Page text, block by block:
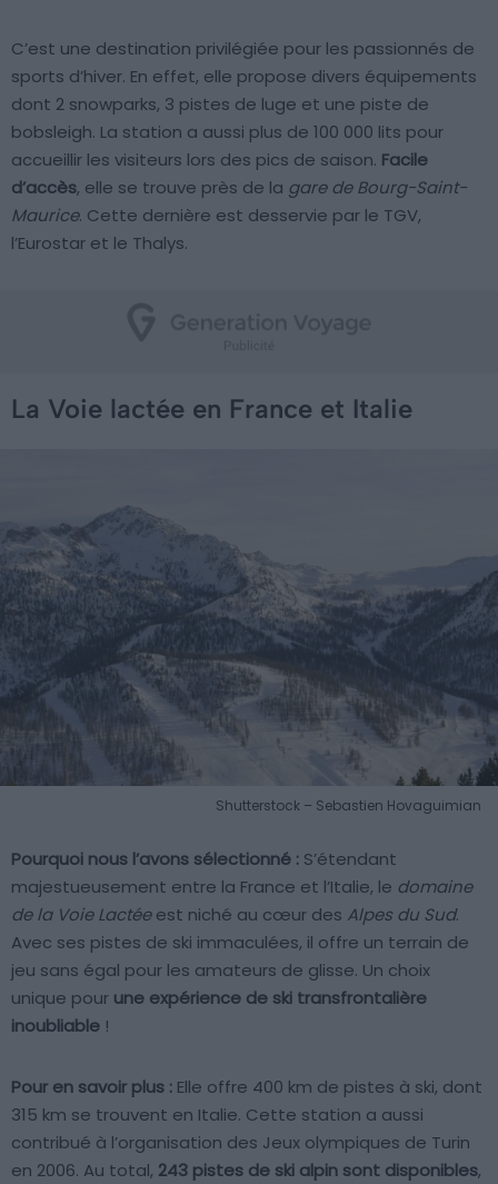
C’est une destination privilégiée pour les passionnés de
sports d’hiver. En effet, elle propose divers équipements
dont 2 snowparks, 3 pistes de luge et une piste de
bobsleigh. La station a aussi plus de 100 000 lits pour
accueillir les visiteurs lors des pics de saison. Facile
d’accès, elle se trouve près de la gare de Bourg-Saint-
Maurice. Cette dernière est desservie par le TGV,
l’Eurostar et le Thalys.
La Voie lactée en France et Italie
Shutterstock – Sebastien Hovaguimian
Pourquoi nous l’avons sélectionné : S’étendant
majestueusement entre la France et l’Italie, le domaine
de la Voie Lactéeest niché au cœur des Alpes du Sud.
Avec ses pistes de ski immaculées, il offre un terrain de
jeu sans égal pour les amateurs de glisse. Un choix
unique pour une expérience de ski transfrontalière
inoubliable !
Pour en savoir plus : Elle offre 400 km de pistes à ski, dont
315 km se trouvent en Italie. Cette station a aussi
contribué à l’organisation des Jeux olympiques de Turin
en 2006. Au total, 243 pistes de ski alpin sont disponibles,